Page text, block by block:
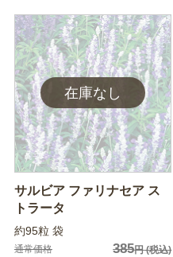
サルビア ファリナセア ス
トラータ
約95粒 袋
通常価格 385円(税込)